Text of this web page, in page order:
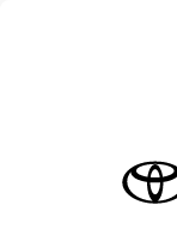
はじめ
安全・